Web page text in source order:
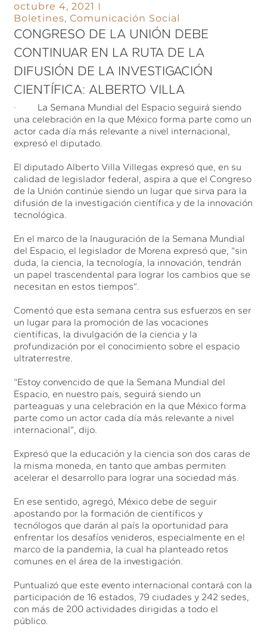
octubre 4, 2021
Boletines,Comunicación Social
CONGRESO DE LA UNIÓN DEBE
CONTINUAR EN LA RUTA DE LA
DIFUSIÓN DE LA INVESTIGACIÓN
CIENTÍFICA: ALBERTO VILLA
· La Semana Mundial del Espacio seguirá siendo
una celebración en la que México forma parte como un
actor cada día más relevante a nivel internacional,
expresó el diputado.
El diputado Alberto Villa Villegas expresó que, en su
calidad de legislador federal, aspira a que el Congreso
de la Unión continúe siendo un lugar que sirva para la
difusión de la investigación científica y de la innovación
tecnológica.
En el marco de la Inauguración de la Semana Mundial
del Espacio, el legislador de Morena expresó que, “sin
duda, la ciencia, la tecnología, la innovación, tendrán
un papel trascendental para lograr los cambios que se
necesitan en estos tiempos”.
Comentó que esta semana centra sus esfuerzos en ser
un lugar para la promoción de las vocaciones
científicas, la divulgación de la ciencia y la
profundización por el conocimiento sobre el espacio
ultraterrestre.
“Estoy convencido de que la Semana Mundial del
Espacio, en nuestro país, seguirá siendo un
parteaguas y una celebración en la que México forma
parte como un actor cada día más relevante a nivel
internacional”, dijo.
Expresó que la educación y la ciencia son dos caras de
la misma moneda, en tanto que ambas permiten
acelerar el desarrollo para lograr una sociedad más.
En ese sentido, agregó, México debe de seguir
apostando por la formación de científicos y
tecnólogos que darán al país la oportunidad para
enfrentar los desafíos venideros, especialmente en el
marco de la pandemia, la cual ha planteado retos
comunes en el área de la investigación.
Puntualizó que este evento internacional contará con la
participación de 16 estados, 79 ciudades y 242 sedes,
con más de 200 actividades dirigidas a todo el
público.